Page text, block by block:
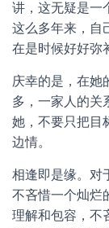
讲，这无疑是一
这么多年来，自
在是时候好好弥
庆幸的是，在她
多，一家人的关
她，不要只把目
边情。
相逢即是缘。对
不吝惜一个灿烂
理解和包容，不